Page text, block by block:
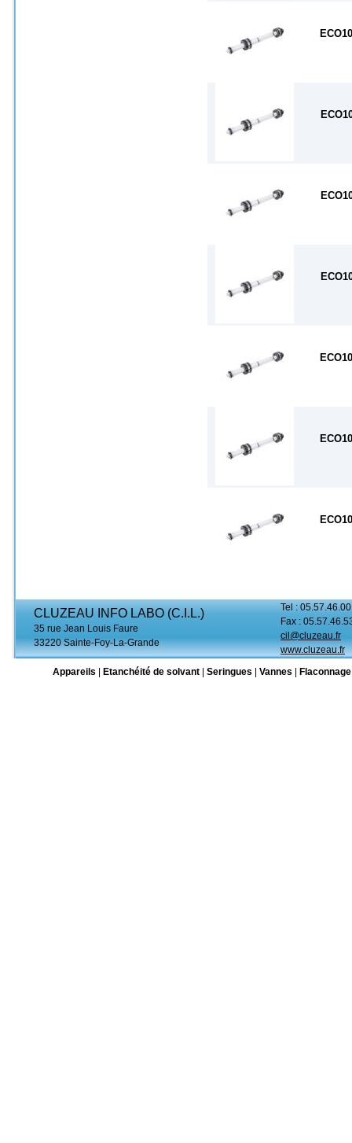
CLUZEAU INFO LABO (C.I.L.)
35 rue Jean Louis Faure
33220 Sainte-Foy-La-Grande
Tel :
Fax :
cil@cluzeau.fr
www.cluzeau.fr
Appareils
Etanchéité de solvant Seringues Vannes Flaconnage